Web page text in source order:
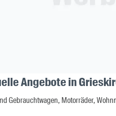
Angebote in
Gebrauchtwagen, Motorräder,